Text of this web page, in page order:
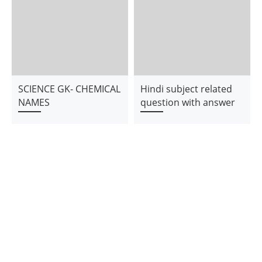
SCIENCE GK- CHEMICAL
NAMES
Hindi subject related
question with answer